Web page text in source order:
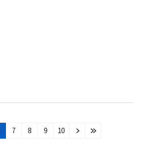
7 8 9 10
다
마